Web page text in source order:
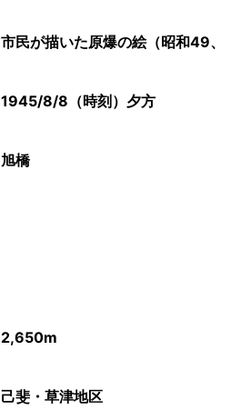
市民が描いた原爆の絵（昭和49、
1945/8/8（時刻）夕方
旭橋
2,650m
己斐・草津地区